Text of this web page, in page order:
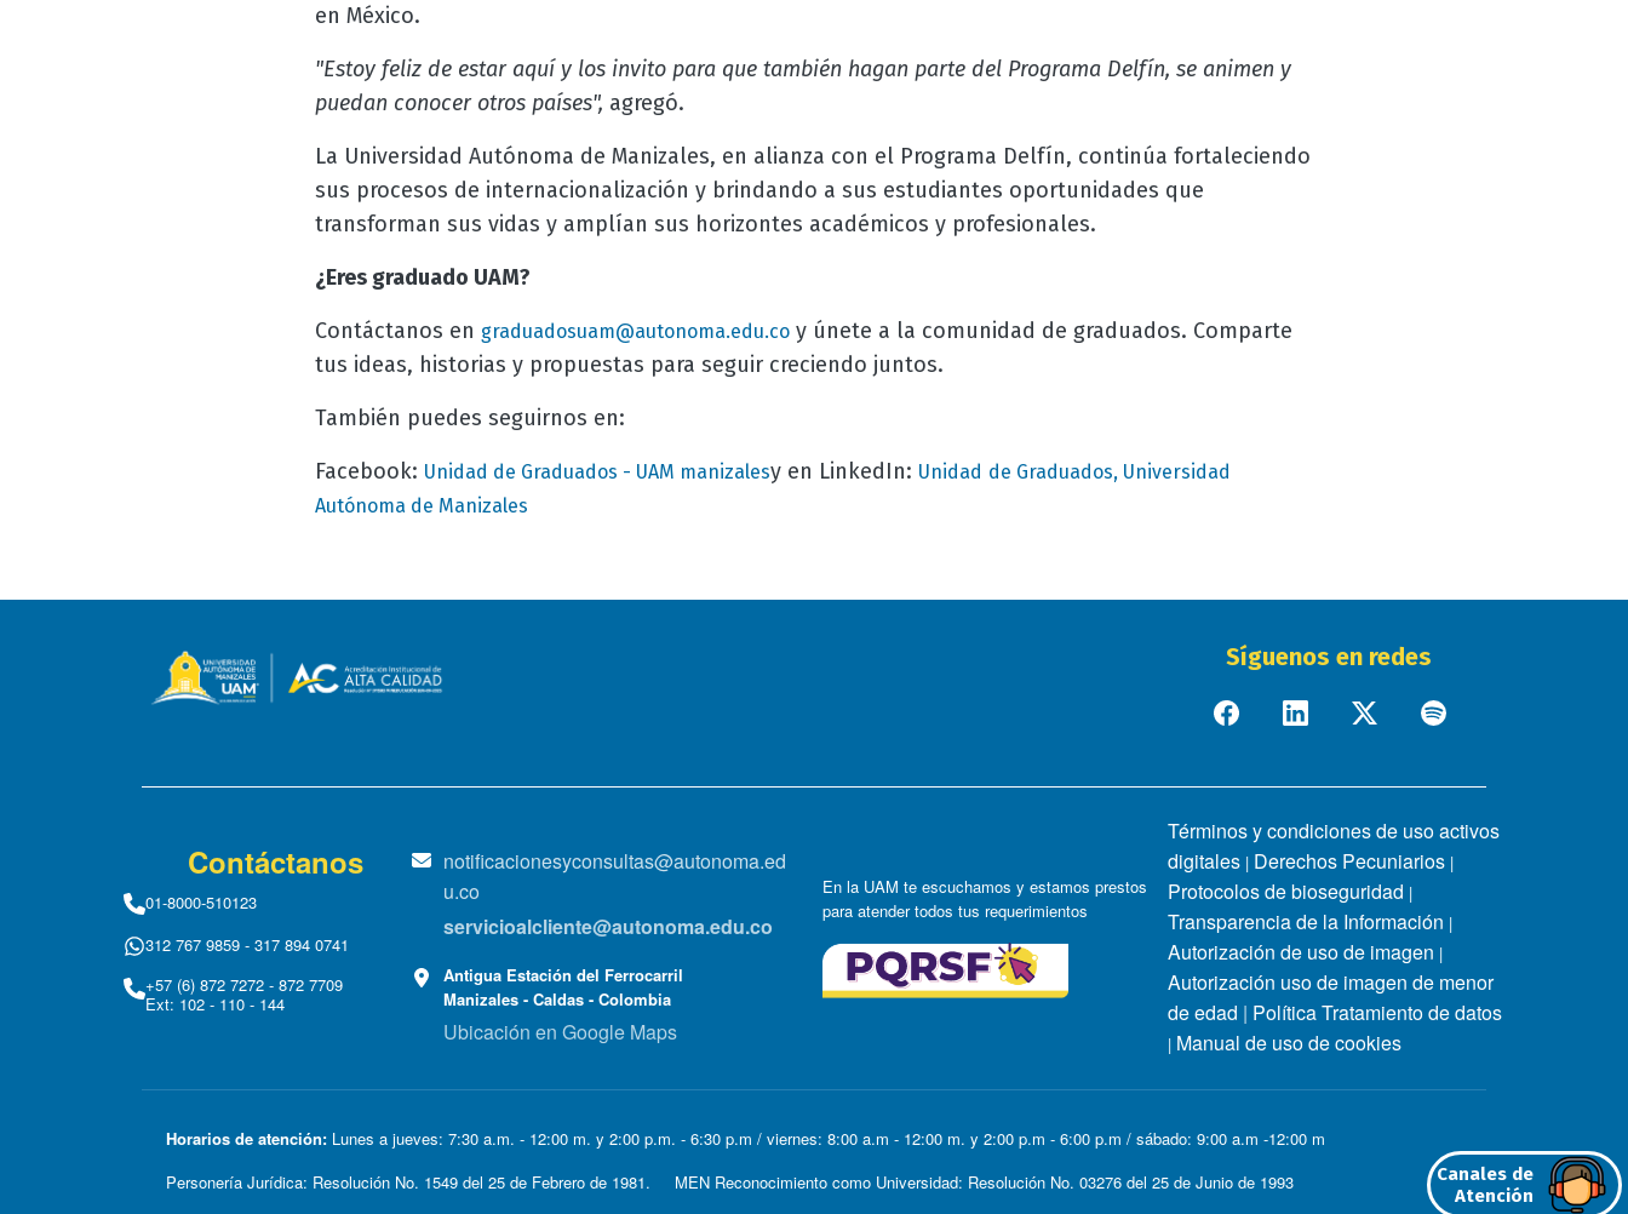
en México.
"Estoy feliz de estar aquí y los invito para que también hagan parte del Programa Delfín, se animen y
puedan conocer otros países", agregó.
La Universidad Autónoma de Manizales, en alianza con el Programa Delfín, continúa fortaleciendo
sus procesos de internacionalización y brindando a sus estudiantes oportunidades que
transforman sus vidas y amplían sus horizontes académicos y profesionales.
¿Eres graduado UAM?
Contáctanos en graduadosuam@autonoma.edu.coy únete a la comunidad de graduados. Comparte
tus ideas, historias y propuestas para seguir creciendo juntos.
También puedes seguirnos en:
Facebook: Unidad de Graduados - UAM manizalesy en LinkedIn: Unidad de Graduados, Universidad
Autónoma de Manizales
Canales de
Atención
Síguenos en redes
Contáctanos
01-8000-510123
312 767 9859 - 317 894 0741
+57 (6) 872 7272 - 872 7709
Ext: 102 - 110 - 144
notificacionesyconsultas@autonoma.ed
u.co
servicioalcliente@autonoma.edu.co
Antigua Estación del Ferrocarril
Manizales - Caldas - Colombia
Ubicación en Google Maps
En la UAM te escuchamos y estamos prestos
para atender todos tus requerimientos
Términos y condiciones de uso activos
digitales | Derechos Pecuniarios |
Protocolos de bioseguridad |
Transparencia de la Información |
Autorización de uso de imagen |
Autorización uso de imagen de menor
de edad | Política Tratamiento de datos
| Manual de uso de cookies
Horarios de atención: Lunes a jueves: 7:30 a.m. - 12:00 m. y 2:00 p.m. - 6:30 p.m / viernes: 8:00 a.m - 12:00 m. y 2:00 p.m - 6:00 p.m / sábado: 9:00 a.m -12:00 m
Personería Jurídica: Resolución No. 1549 del 25 de Febrero de 1981. MEN Reconocimiento como Universidad: Resolución No. 03276 del 25 de Junio de 1993